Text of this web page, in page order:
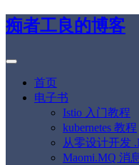
痴者工良的博客
首页
电子书
Istio 入门教程
kubernetes 教程
从零设计开发
Maomi.MQ 消